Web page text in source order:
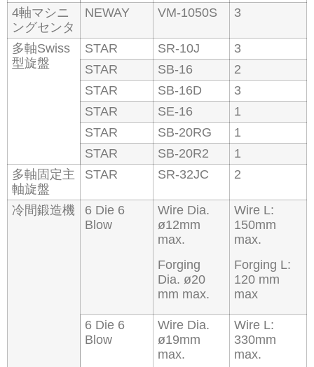
4軸マシニ
ングセンタ
NEWAY VM-1050S 3
多軸Swiss
型旋盤
STAR SR-10J
3
STAR
SB-16
2
STAR
SB-16D
3
STAR
SE-16
1
STAR
SB-20RG
1
STAR
SB-20R2
1
多軸固定主
軸旋盤
STAR SR-32JC 2
冷間鍛造機
6 Die 6
Blow
Wire Dia.
ø12mm
max.
Forging
Dia. ø20
mm max.
Wire L:
150mm
max.
Forging L:
120 mm
max
6 Die 6
Blow
Wire Dia.
ø19mm
max.
Wire L:
330mm
max.